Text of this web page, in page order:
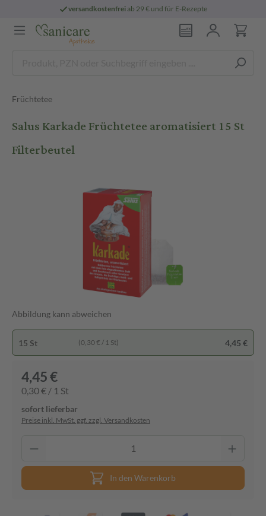
versandkostenfreiab 29 € und für E-Rezepte
Früchtetee
Salus Karkade Früchtetee aromatisiert 15 St
Filterbeutel
Abbildung kann abweichen
15 St (0,30 € / 1 St) 4,45 €
4,45 €
0,30 € / 1 St
sofort lieferbar
Preise inkl. MwSt. ggf. zzgl. Versandkosten
In den Warenkorb